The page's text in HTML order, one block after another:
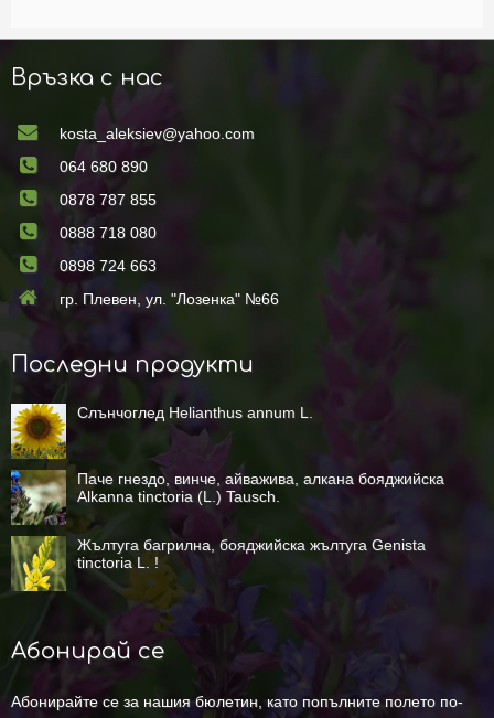
Връзка с нас
kosta_aleksiev@yahoo.com
064 680 890
0878 787 855
0888 718 080
0898 724 663
гр. Плевен, ул. "Лозенка" №66
Последни продукти
Слънчоглед Helianthus annum L.
Паче гнездо, винче, айважива, алкана бояджийска
Alkanna tinctoria (L.) Tausch.
Жълтуга багрилна, бояджийска жълтуга Genista
tinctoria L. !
Абонирай се
Абонирайте се за нашия бюлетин, като попълните полето по-